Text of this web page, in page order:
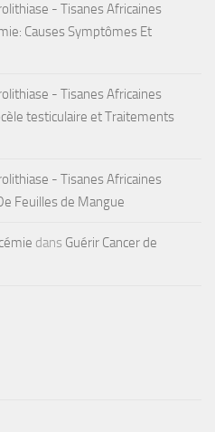
- Tisanes Africaines
Causes Symptômes Et
- Tisanes Africaines
testiculaire et Traitements
- Tisanes Africaines
Feuilles de Mangue
dans Guérir Cancer de